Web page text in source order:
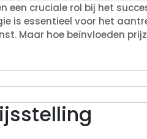
een cruciale rol bij het
is essentieel voor het
Maar hoe beïnvloeden